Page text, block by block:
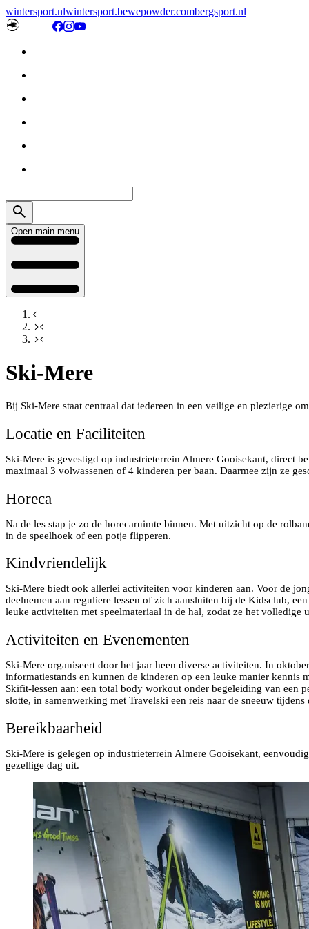
wintersport.nlwintersport.bewepowder.combergsport.nl
Open main menu
Ski-Mere
Bij Ski-Mere staat centraal dat iedereen in een veilige en plezierige
Locatie en Faciliteiten
Ski-Mere is gevestigd op industrieterrein Almere Gooisekant, direct
maximaal 3 volwassenen of 4 kinderen per baan. Daarmee zijn ze
Horeca
Na de les stap je zo de horecaruimte binnen. Met uitzicht op de
in de speelhoek of een potje flipperen.
Kindvriendelijk
Ski-Mere biedt ook allerlei activiteiten voor kinderen aan. Voor de
deelnemen aan reguliere lessen of zich aansluiten bij de Kidsclub,
leuke activiteiten met speelmateriaal in de hal, zodat ze het volledige
Activiteiten en Evenementen
Ski-Mere organiseert door het jaar heen diverse activiteiten. In
informatiestands en kunnen de kinderen op een leuke manier
Skifit-lessen aan: een total body workout onder begeleiding van een
slotte, in samenwerking met Travelski een reis naar de sneeuw
Bereikbaarheid
Ski-Mere is gelegen op industrieterrein Almere Gooisekant,
gezellige dag uit.